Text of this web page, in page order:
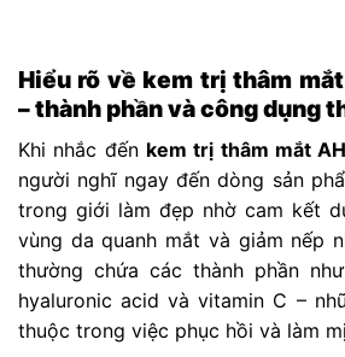
Hiểu rõ về kem trị thâm mắt
– thành phần và công dụng
Khi nhắc đến kem trị thâm mắt
người nghĩ ngay đến dòng sản
trong giới làm đẹp nhờ cam kết
vùng da quanh mắt và giảm nếp
thường chứa các thành phần
hyaluronic acid và vitamin C –
thuộc trong việc phục hồi và làm